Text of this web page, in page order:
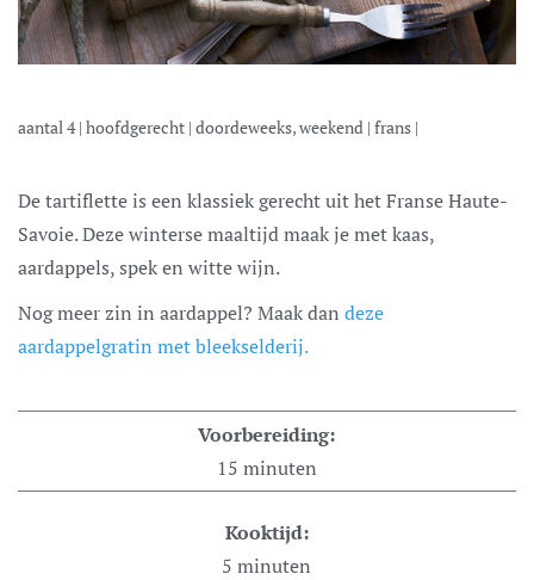
aantal 4| hoofdgerecht | doordeweeks, weekend | frans |
De tartiflette is een klassiek gerecht uit het Franse Haute-
Savoie. Deze winterse maaltijd maak je met kaas,
aardappels, spek en witte wijn.
Nog meer zin in aardappel? Maak dan deze
aardappelgratin met bleekselderij.
Voorbereiding:
15 minuten
Kooktijd:
5 minuten